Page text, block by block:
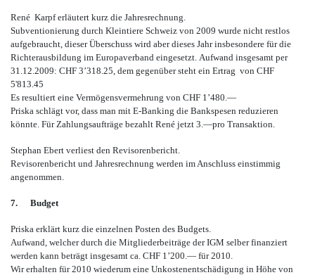
René Karpf erläutert kurz die Jahresrechnung.
Subventionierung durch Kleintiere Schweiz von 2009 wurde nicht restlos
aufgebraucht, dieser Überschuss wird aber dieses Jahr insbesondere für die
Richterausbildung im Europaverband eingesetzt. Aufwand insgesamt per
31.12.2009: CHF 3’318.25, dem gegenüber steht ein Ertrag von CHF
5'813.45
Es resultiert eine Vermögensvermehrung von CHF 1’480.—
Priska schlägt vor, dass man mit E-Banking die Bankspesen reduzieren
könnte. Für Zahlungsaufträge bezahlt René jetzt 3.—pro Transaktion.
Stephan Ebert verliest den Revisorenbericht.
Revisorenbericht und Jahresrechnung werden im Anschluss einstimmig
angenommen.
7. Budget
Priska erklärt kurz die einzelnen Posten des Budgets.
Aufwand, welcher durch die Mitgliederbeiträge der IGM selber finanziert
werden kann beträgt insgesamt ca. CHF 1’200.— für 2010.
Wir erhalten für 2010 wiederum eine Unkostenentschädigung in Höhe von